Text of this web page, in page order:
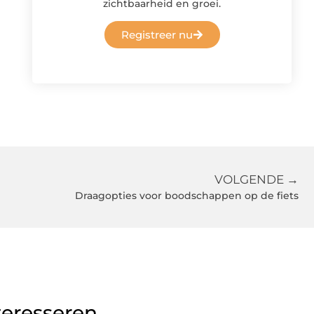
zichtbaarheid en groei.
Registreer nu
VOLGENDE →
Draagopties voor boodschappen op de fiets